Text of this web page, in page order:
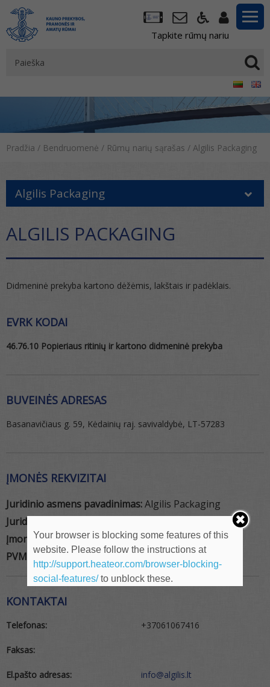
Tapkite rūmų nariu
Pradžia / Bendruomenė / Rūmų narių sąrašas / Algilis Packaging
Algilis Packaging
ALGILIS PACKAGING
Didmeninė prekyba kartono dėžėmis, lakštais ir padėklais.
EVRK KODAI
46.76.10 Popieriaus ritinių ir kartono didmeninė prekyba
BUVEINĖS ADRESAS
Basanavičiaus g. 59, Kėdainių raj. savivaldybė, LT-57283
ĮMONĖS REKVIZITAI
Juridinio asmens pavadinimas:Algilis Packaging
Juridinio asmens tipas:
Įmonės kodas:161637767
PVM kodas: LT616377610
KONTAKTAI
Telefonas:
Faksas:
El.pašto adresas:
+37061067416
info@algilis.lt
Your browser is blocking some features of this
website. Please follow the instructions at
http://support.heateor.com/browser-blocking-
social-features/to unblock these.